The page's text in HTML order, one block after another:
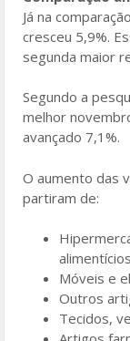
Já na
cresceu 5,9%.
segunda maior
Segundo a
melhor
avançado 7,1%.
O aumento das
partiram de:
Móveis e
Outros
Tecidos,